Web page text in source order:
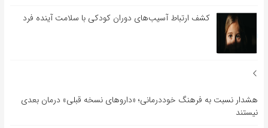
کشف ارتباط آسیب‌های دوران کودکی با سلامت آینده فرد
هشدار نسبت به فرهنگ خوددرمانی؛ «داروهای نسخه قبلی» درمان بعدی
نیستند